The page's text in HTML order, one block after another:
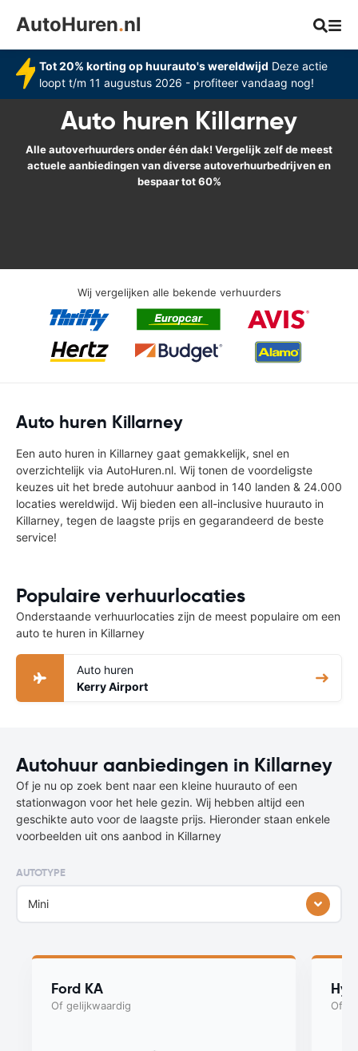
AutoHuren.nl
Tot 20% korting op huurauto's wereldwijd Deze actie
loopt t/m 11 augustus 2026 - profiteer vandaag nog!
Auto huren Killarney
Alle autoverhuurders onder één dak! Vergelijk zelf de meest
actuele aanbiedingen van diverse autoverhuurbedrijven en
bespaar tot 60%
Wij vergelijken alle bekende verhuurders
Auto huren Killarney
Een auto huren in Killarney gaat gemakkelijk, snel en
overzichtelijk via AutoHuren.nl. Wij tonen de voordeligste
keuzes uit het brede autohuur aanbod in 140 landen & 24.000
locaties wereldwijd. Wij bieden een all-inclusive huurauto in
Killarney, tegen de laagste prijs en gegarandeerd de beste
service!
Populaire verhuurlocaties
Onderstaande verhuurlocaties zijn de meest populaire om een
auto te huren in Killarney
Auto huren
Kerry Airport
Autohuur aanbiedingen in Killarney
Of je nu op zoek bent naar een kleine huurauto of een
stationwagon voor het hele gezin. Wij hebben altijd een
geschikte auto voor de laagste prijs. Hieronder staan enkele
voorbeelden uit ons aanbod in Killarney
AUTOTYPE
Mini
Ford KA
Of gelijkwaardig Of